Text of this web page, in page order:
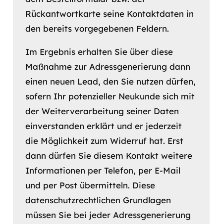
Rückantwortkarte seine Kontaktdaten in
den bereits vorgegebenen Feldern.
Im Ergebnis erhalten Sie über diese
Maßnahme zur Adressgenerierung dann
einen neuen Lead, den Sie nutzen dürfen,
sofern Ihr potenzieller Neukunde sich mit
der Weiterverarbeitung seiner Daten
einverstanden erklärt und er jederzeit
die Möglichkeit zum Widerruf hat. Erst
dann dürfen Sie diesem Kontakt weitere
Informationen per Telefon, per E-Mail
und per Post übermitteln. Diese
datenschutzrechtlichen Grundlagen
müssen Sie bei jeder Adressgenerierung